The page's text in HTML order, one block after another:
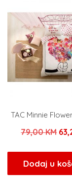
TAC Minnie
79,00KM
bila
je:
Dodaj u